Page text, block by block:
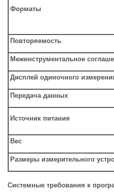
Форматы
Повторяемость
Межинструментальное
Дисплей одиночного
Передача данных
Источник питания
Вес
Размеры измерительного
Системные требования к